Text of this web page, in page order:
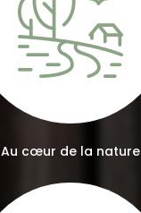
Au cœur de la nature